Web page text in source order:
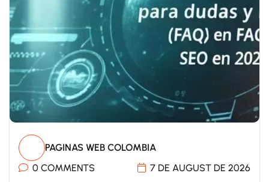
PAGINAS WEB COLOMBIA
0 COMMENTS
7 DE AUGUST DE 2026